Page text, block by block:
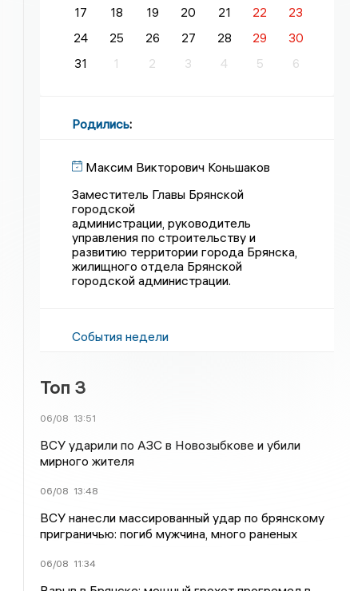
17
18 19 20 21 22
23
24
25 26 27 28 29
30
31
1 2 3 4 5 6
Родились:
Максим Викторович Коньшаков
Заместитель Главы Брянской
городской
администрации, руководитель
управления по строительству и
развитию территории города Брянска,
жилищного отдела Брянской
городской администрации.
События недели
Топ 3
06/08 13:51
ВСУ ударили по АЗС в Новозыбкове и убили
мирного жителя
06/08 13:48
ВСУ нанесли массированный удар по брянскому
приграничью: погиб мужчина, много раненых
06/08 11:34